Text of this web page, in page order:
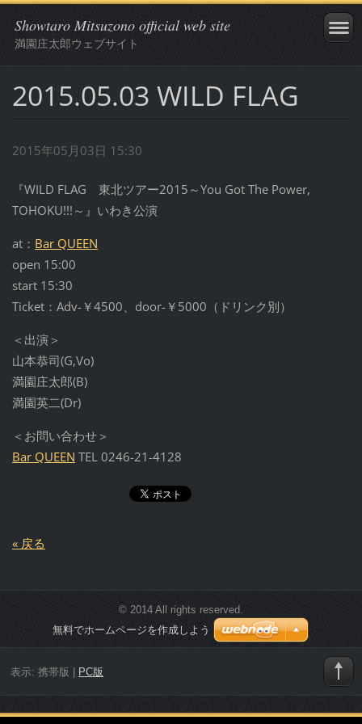
Showtaro Mitsuzono official web site
満園庄太郎ウェブサイト
2015.05.03 WILD FLAG
2015年05月03日 15:30
『WILD FLAG 東北ツアー2015～You Got The Power,
TOHOKU!!!～』いわき公演
at： Bar QUEEN
open 15:00
start 15:30
Ticket：Adv-￥4500、door-￥5000（ドリンク別）
＜出演＞
山本恭司(G,Vo)
満園庄太郎(B)
満園英二(Dr)
＜お問い合わせ＞
Bar QUEEN TEL 0246-21-4128
« 戻る
© 2014 All rights reserved.
無料でホームページを作成しよう
表示: 携帯版 PC版